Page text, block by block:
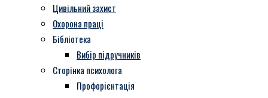
Цивільний захист
Охорона праці
Бібліотека
Вибір підручників
Сторінка психолога
Профорієнтація